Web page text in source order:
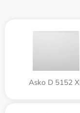
Asko D 5152